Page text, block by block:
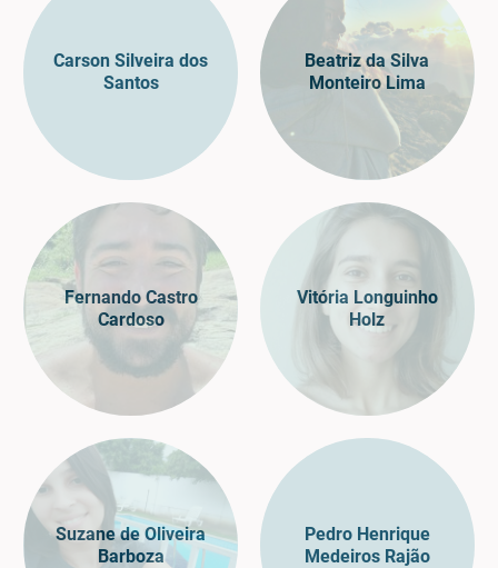
Carson Silveira dos
Santos
Beatriz da Silva
Monteiro Lima
Fernando Castro
Cardoso
Vitória Longuinho
Holz
Suzane de Oliveira
Barboza
Pedro Henrique
Medeiros Rajão